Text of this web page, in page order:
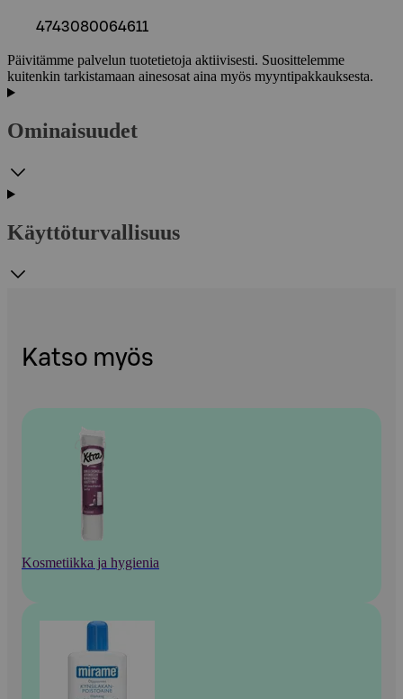
4743080064611
Päivitämme palvelun tuotetietoja aktiivisesti. Suosittelemme
kuitenkin tarkistamaan ainesosat aina myös myyntipakkauksesta.
Ominaisuudet
Käyttöturvallisuus
Katso myös
Kosmetiikka ja hygienia